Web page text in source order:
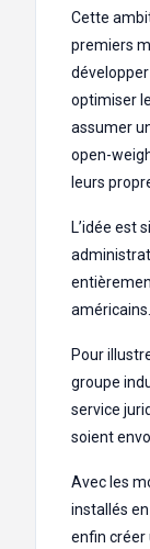
Cette
premiers
optimiser
assumer
open-
leurs
L’idée est
américains.
Pour
groupe
service
soient
Avec les
installés
enfin créer